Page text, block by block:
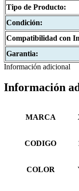
Tipo de Producto:
Condición:
Compatibilidad con
Garantia:
Información adicional
Información
MARCA
CODIGO
COLOR